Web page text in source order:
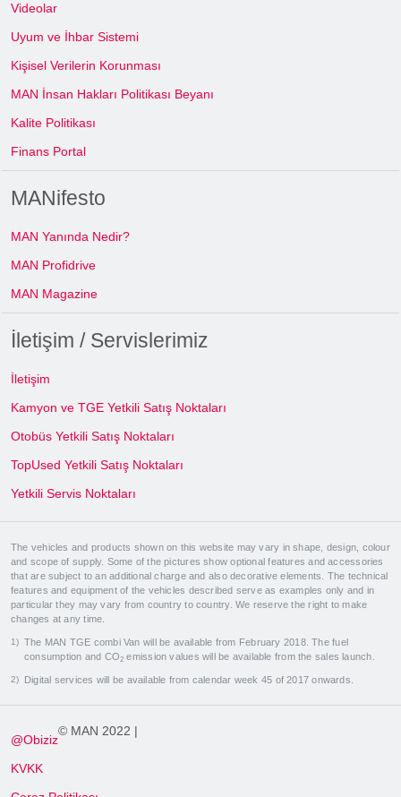
Videolar
Uyum ve İhbar Sistemi
Kişisel Verilerin Korunması
MAN İnsan Hakları Politikası Beyanı
Kalite Politikası
Finans Portal
MANifesto
MAN Yanında Nedir?
MAN Profidrive
MAN Magazine
İletişim / Servislerimiz
İletişim
Kamyon ve TGE Yetkili Satış Noktaları
Otobüs Yetkili Satış Noktaları
TopUsed Yetkili Satış Noktaları
Yetkili Servis Noktaları
The vehicles and products shown on this website may vary in shape, design, colour
and scope of supply. Some of the pictures show optional features and accessories
that are subject to an additional charge and also decorative elements. The technical
features and equipment of the vehicles described serve as examples only and in
particular they may vary from country to country. We reserve the right to make
changes at any time.
The MAN TGE combi Van will be available from February 2018. The fuel
consumption and CO2 emission values will be available from the sales launch.
Digital services will be available from calendar week 45 of 2017 onwards.
© MAN 2022 |
@Obiziz
KVKK